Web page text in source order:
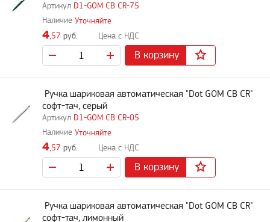
D1-GOM CB CR-75
Уточняйте
4,57 руб.
В корзину
D1-GOM CB CR-05
Ручка шариковая автоматическая "Dot GOM CB CR"
софт-тач, серый
Уточняйте
4,57 руб.
В корзину
Ручка шариковая автоматическая "Dot GOM CB CR"
софт-тач, лимонный